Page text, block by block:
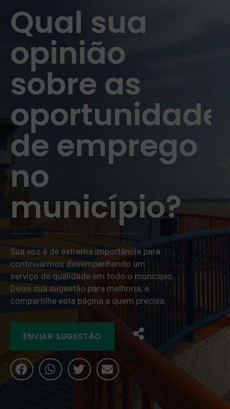
Qual sua
opinião
sobre as
de emprego
no
município?
Sua voz é de extrema importância para
continuarmos desempenhando um
serviço de qualidade em todo o município.
Deixe sua sugestão para melhoria, e
compartilhe esta página a quem precisa.
ENVIAR SUGESTÃO